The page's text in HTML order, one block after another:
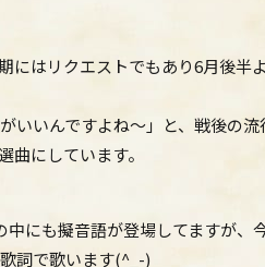
にはリクエストでもあり6月後半
いいんですよね～」と、戦後の流
曲にしています。
中にも擬音語が登場してますが、
詞で歌います(^_-)